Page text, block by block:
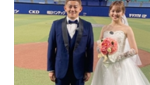
企業ITのトレンドを詳説
経営リーダーのコミュニティ
マーケ×ITの今がよく分かる